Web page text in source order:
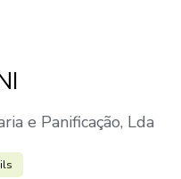
e Panificação, Lda